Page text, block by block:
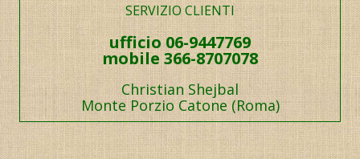
SERVIZIO CLIENTI
ufficio 06-9447769
mobile 366-8707078
Christian Shejbal
Monte Porzio Catone (Roma)